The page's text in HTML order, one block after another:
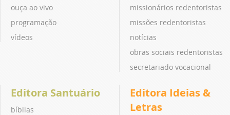
ouça ao vivo
programação
vídeos
missionários redentoristas
missões redentoristas
notícias
obras sociais redentoristas
secretariado vocacional
Editora Santuário
bíblias
Editora Ideias &
Letras